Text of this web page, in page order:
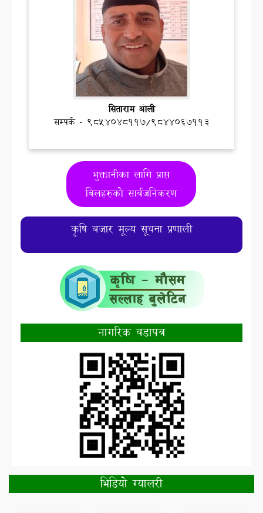
सिताराम ओली
सम्पर्क - 9854048117/9844067113
भुक्तानीका लागि प्राप्त
बिलहरुको सार्वजनिकरण
कृषि बजार मूल्य सूचना प्रणाली
नागरिक वडापत्र
भिडियो ग्यालरी